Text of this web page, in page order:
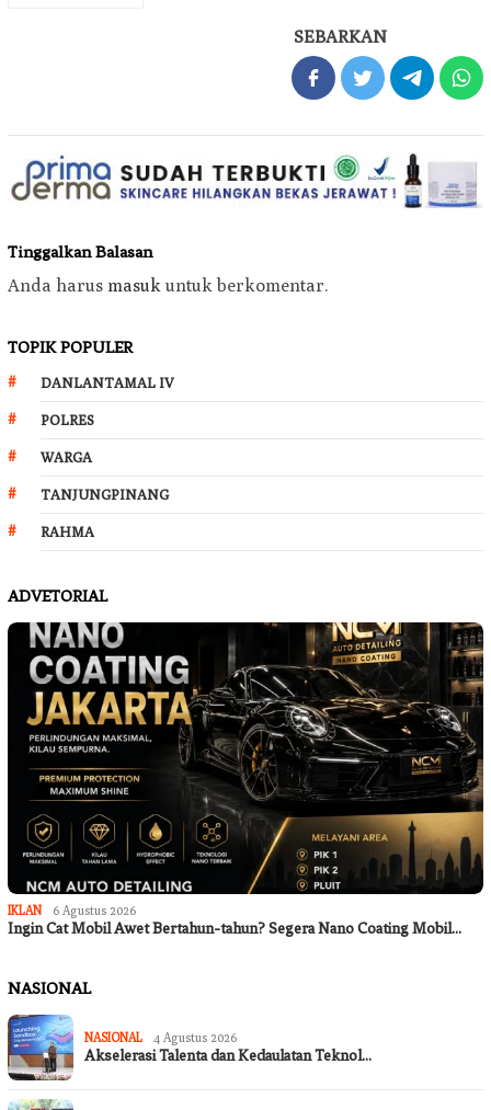
SEBARKAN
Tinggalkan Balasan
Anda harus masuk untuk berkomentar.
TOPIK POPULER
DANLANTAMAL IV
POLRES
WARGA
TANJUNGPINANG
RAHMA
ADVETORIAL
IKLAN 6 Agustus 2026
Ingin Cat Mobil Awet Bertahun-tahun? Segera Nano Coating Mobil…
NASIONAL
NASIONAL 4 Agustus 2026
Akselerasi Talenta dan Kedaulatan Teknol…